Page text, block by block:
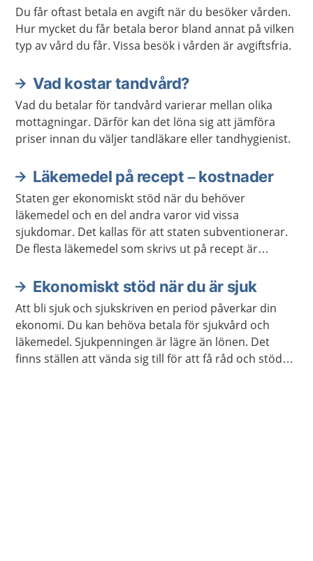
Du får oftast betala en avgift när du besöker vården.
Hur mycket du får betala beror bland annat på vilken
typ av vård du får. Vissa besök i vården är avgiftsfria.
Vad kostar tandvård?
Vad du betalar för tandvård varierar mellan olika
mottagningar. Därför kan det löna sig att jämföra
priser innan du väljer tandläkare eller tandhygienist.
Läkemedel på recept – kostnader
Staten ger ekonomiskt stöd när du behöver
läkemedel och en del andra varor vid vissa
sjukdomar. Det kallas för att staten subventionerar.
De flesta läkemedel som skrivs ut på recept är
kallas i dagligt tal för högkostnadsskyddet.
Ekonomiskt stöd när du är sjuk
Att bli sjuk och sjukskriven en period påverkar din
ekonomi. Du kan behöva betala för sjukvård och
läkemedel. Sjukpenningen är lägre än lönen. Det
finns ställen att vända sig till för att få råd och stöd